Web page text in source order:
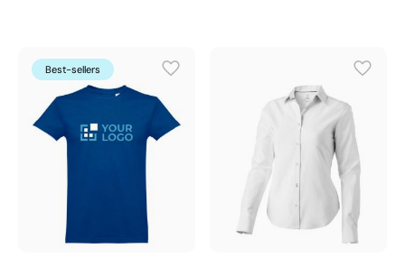
Best-sellers